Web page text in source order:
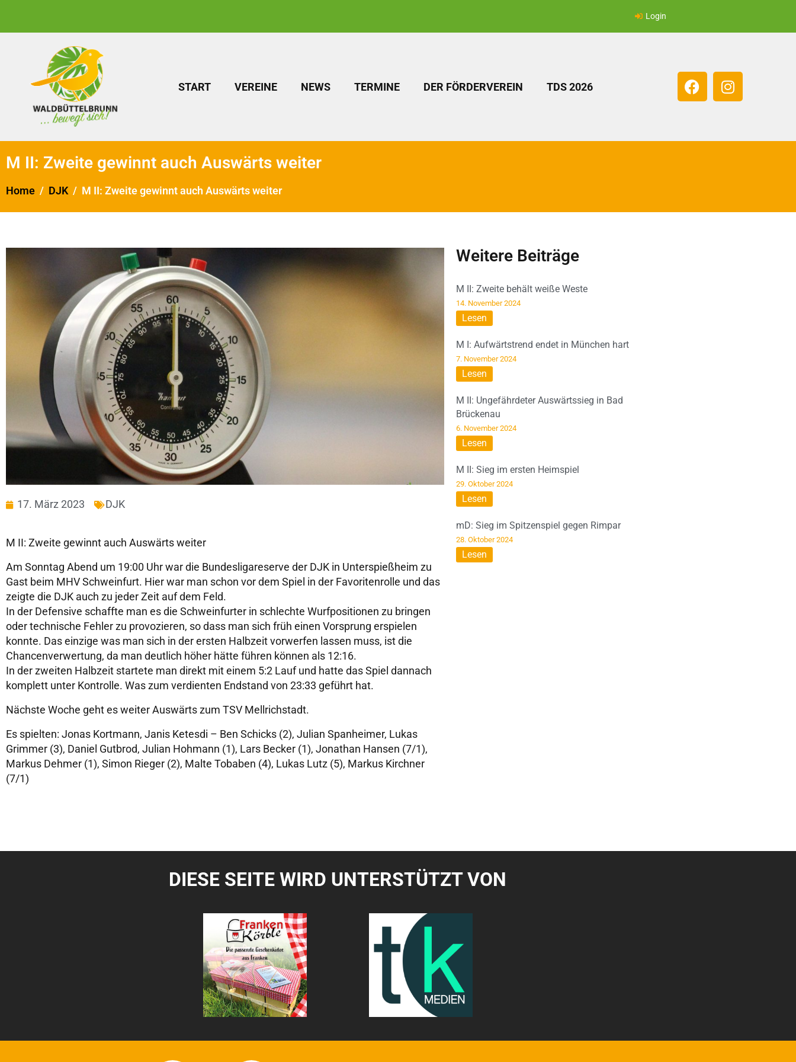
Login
START VEREINE NEWS TERMINE DER FÖRDERVEREIN TDS 2026
M II: Zweite gewinnt auch Auswärts weiter
Home DJK M II: Zweite gewinnt auch Auswärts weiter
17. März 2023 DJK
M II: Zweite gewinnt auch Auswärts weiter
Am Sonntag Abend um 19:00 Uhr war die Bundesligareserve der DJK in Unterspießheim zu
Gast beim MHV Schweinfurt. Hier war man schon vor dem Spiel in der Favoritenrolle und das
zeigte die DJK auch zu jeder Zeit auf dem Feld.
In der Defensive schaffte man es die Schweinfurter in schlechte Wurfpositionen zu bringen
oder technische Fehler zu provozieren, so dass man sich früh einen Vorsprung erspielen
konnte. Das einzige was man sich in der ersten Halbzeit vorwerfen lassen muss, ist die
Chancenverwertung, da man deutlich höher hätte führen können als 12:16.
In der zweiten Halbzeit startete man direkt mit einem 5:2 Lauf und hatte das Spiel dannach
komplett unter Kontrolle. Was zum verdienten Endstand von 23:33 geführt hat.
Nächste Woche geht es weiter Auswärts zum TSV Mellrichstadt.
Es spielten: Jonas Kortmann, Janis Ketesdi – Ben Schicks (2), Julian Spanheimer, Lukas
Grimmer (3), Daniel Gutbrod, Julian Hohmann (1), Lars Becker (1), Jonathan Hansen (7/1),
Markus Dehmer (1), Simon Rieger (2), Malte Tobaben (4), Lukas Lutz (5), Markus Kirchner
(7/1)
Weitere Beiträge
M II: Zweite behält weiße Weste
14. November 2024
Lesen
M I: Aufwärtstrend endet in München hart
7. November 2024
Lesen
M II: Ungefährdeter Auswärtssieg in Bad
Brückenau
6. November 2024
Lesen
M II: Sieg im ersten Heimspiel
29. Oktober 2024
Lesen
mD: Sieg im Spitzenspiel gegen Rimpar
28. Oktober 2024
Lesen
DIESE SEITE WIRD UNTERSTÜTZT VON